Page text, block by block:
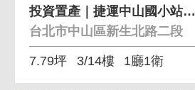
投資置產｜捷運中山國小站電梯美宅3樓
台北市中山區新生北路二段
7.79坪 3/14樓 1廳1衛